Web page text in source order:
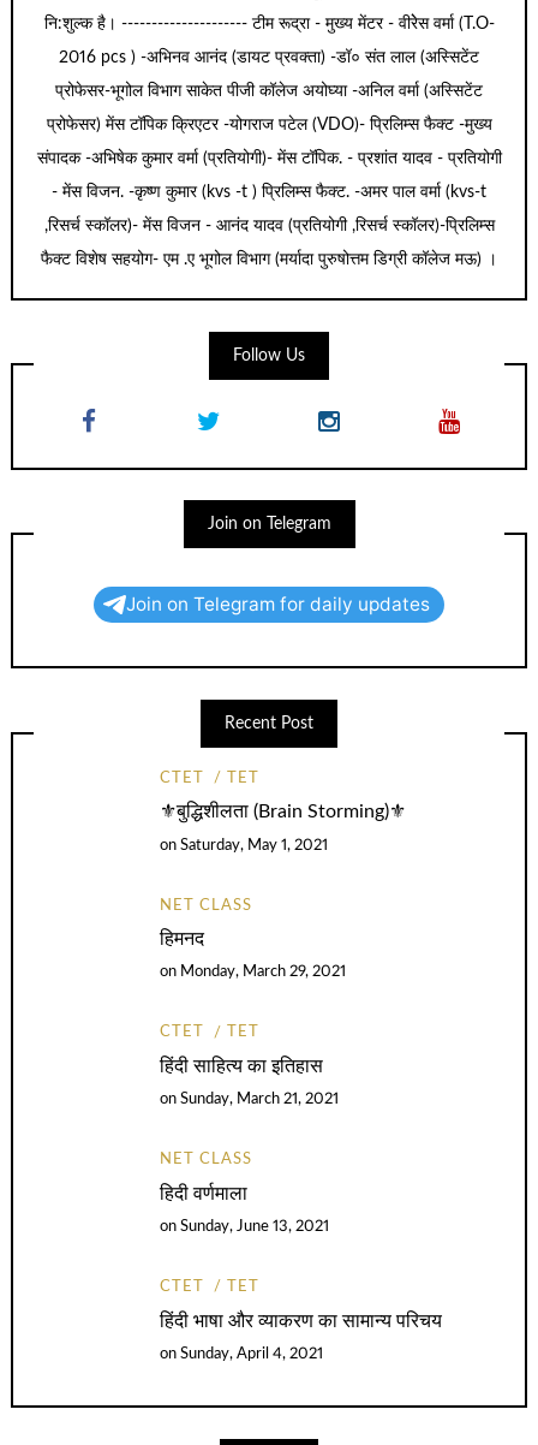
नि:शुल्क है। --------------------- टीम रूद्रा - मुख्य मेंटर - वीरेेस वर्मा (T.O-
2016 pcs ) -अभिनव आनंद (डायट प्रवक्ता) -डॉ० संत लाल (अस्सिटेंट
प्रोफेसर-भूगोल विभाग साकेत पीजी कॉलेज अयोघ्या -अनिल वर्मा (अस्सिटेंट
प्रोफेसर) मेंस टॉपिक क्रिएटर -योगराज पटेल (VDO)- प्रिलिम्स फैक्ट -मुख्य
संपादक -अभिषेक कुमार वर्मा (प्रतियोगी)- मेंस टॉपिक. - प्रशांत यादव - प्रतियोगी
- मेंस विजन. -कृष्ण कुमार (kvs -t ) प्रिलिम्स फैक्ट. -अमर पाल वर्मा (kvs-t
,रिसर्च स्कॉलर)- मेंस विजन - आनंद यादव (प्रतियोगी ,रिसर्च स्कॉलर)-प्रिलिम्स
फैक्ट विशेष सहयोग- एम .ए भूगोल विभाग (मर्यादा पुरुषोत्तम डिग्री कॉलेज मऊ) ।
Follow Us
Join on Telegram
Join on Telegram for daily updates
Recent Post
CTET TET
⚜️बुद्धिशीलता (Brain Storming)⚜️
onSaturday, May 1, 2021
NET CLASS
हिमनद
on Monday, March 29, 2021
CTET TET
हिंदी साहित्य का इतिहास
onSunday, March 21, 2021
NET CLASS
हिदी वर्णमाला
onSunday, June 13, 2021
CTET TET
हिंदी भाषा और व्याकरण का सामान्य परिचय
onSunday, April 4, 2021